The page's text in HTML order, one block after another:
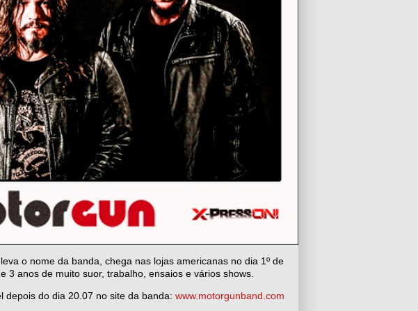
leva o nome da banda, chega nas lojas americanas no dia 1º de
3 anos de muito suor, trabalho, ensaios e vários shows.
depois do dia 20.07 no site da banda: www.motorgunband.com